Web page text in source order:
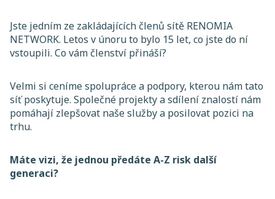
Jste jedním ze zakládajících členů sítě RENOMIA
NETWORK. Letos v únoru to bylo 15 let, co jste do ní
vstoupili. Co vám členství přináší?
Velmi si ceníme spolupráce a podpory, kterou nám tato
síť poskytuje. Společné projekty a sdílení znalostí nám
pomáhají zlepšovat naše služby a posilovat pozici na
trhu.
Máte vizi, že jednou předáte A-Z risk další
generaci?